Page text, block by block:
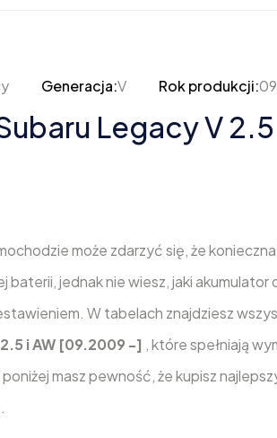
Generacja:V Rok produkcji:
Legacy V
może zdarzyć się, że
jednak nie wiesz, jaki akumulator
W tabelach znajdziesz
i AW [09.2009 -] , które spełniają
masz pewność, że kupisz